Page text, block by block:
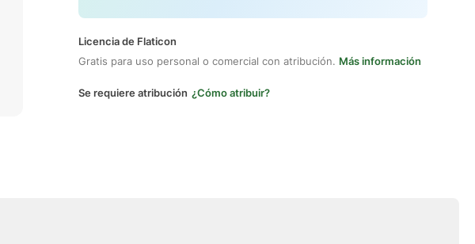
Licencia de Flaticon
Gratis para uso personal o comercial con atribución. Más información
Se requiere atribución ¿Cómo atribuir?